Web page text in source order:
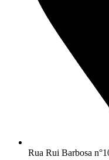
Rua Rui Barbosa